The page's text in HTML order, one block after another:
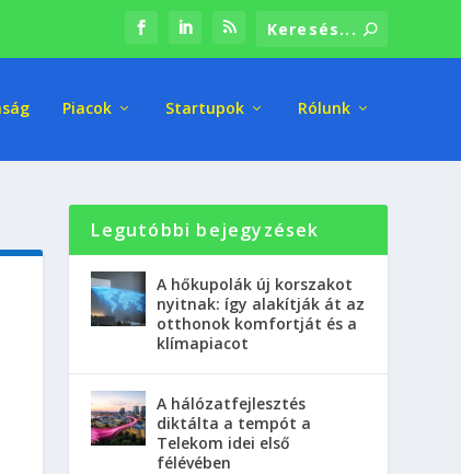
Piacok Startupok Rólunk
Legutóbbi bejegyzések
A hőkupolák új korszakot
nyitnak: így alakítják át az
otthonok komfortját és a
klímapiacot
A hálózatfejlesztés
diktálta a tempót a
Telekom idei első
félévében